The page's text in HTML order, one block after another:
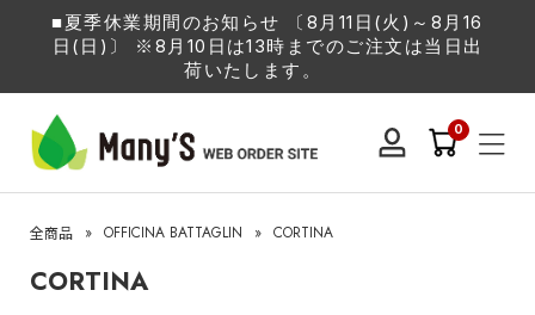
■夏季休業期間のお知らせ 〔8月11日(火)～8月16
日(日)〕 ※8月10日は13時までのご注文は当日出
荷いたします。
0
全商品 » OFFICINA BATTAGLIN » CORTINA
CORTINA